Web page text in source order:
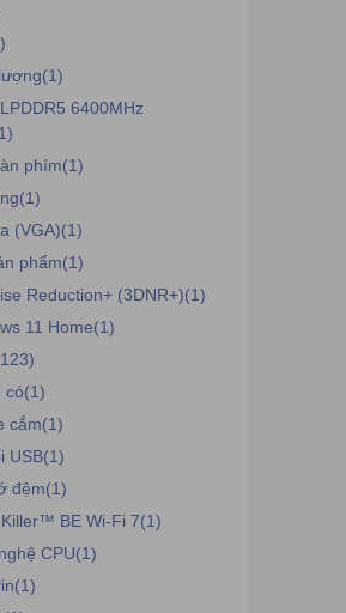
6400MHz
phím(1)
(VGA)(1)
phẩm(1)
Reduction+ (3DNR+)(1)
11 Home(1)
có(1)
cắm(1)
USB(1)
đệm(1)
BE Wi-Fi 7(1)
CPU(1)